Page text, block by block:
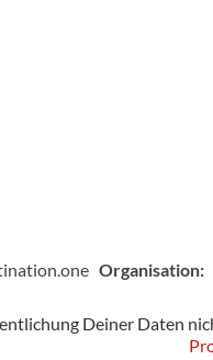
Organisation:
Deiner Daten